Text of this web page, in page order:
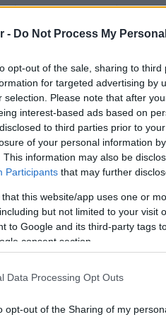
- Do Not Process My
opt-out of the sale, sharing to
for targeted advertising by
selection. Please note that after
interest-based ads based on
to third parties prior to
of your personal information
This information may also be
Participants that may further
that this website/app uses one or
but not limited to your visit
to Google and its third-party tags
consent section.
Data Processing Opt Outs
opt-out of the Sharing of my
(16/06-26/06)
μάθηση, αλλά
τοManetaki Summer
απλώς ένα camp
διασκεδαστική,
με στόχο την
στις υπερσύγχρονες
Βάρη καθώς και σε
και πολιτισμού
Λόγου).